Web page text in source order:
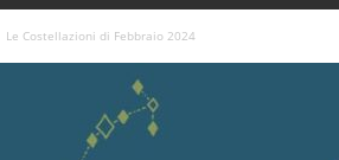
Le Costellazioni di Febbraio 2024